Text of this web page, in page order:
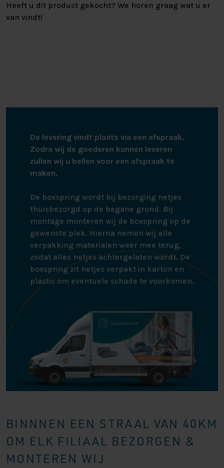
Heeft u dit product gekocht? We horen graag wat u er
van vindt!
De levering vindt plaats via een afspraak.
Zodra wij de goederen kunnen leveren
zullen wij u bellen voor een afspraak te
maken.
De boxspring wordt bij bezorging netjes
thuisbezorgd op de begane grond. Bij
montage monteren wij de boxspring op de
gewenste plek. Hierna nemen wij alle
verpakking materialen weer mee terug,
zodat alles netjes achtergelaten wordt. De
boxspring zit netjes verpakt in karton en
plastic om eventuele schade te voorkomen.
BINNNEN EEN STRAAL VAN 40KM
OM ELK FILIAAL BEZORGEN &
MONTEREN WIJ